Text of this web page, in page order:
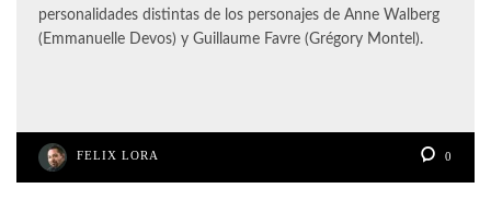
personalidades distintas de los personajes de Anne Walberg
(Emmanuelle Devos) y Guillaume Favre (Grégory Montel).
FELIX LORA 0